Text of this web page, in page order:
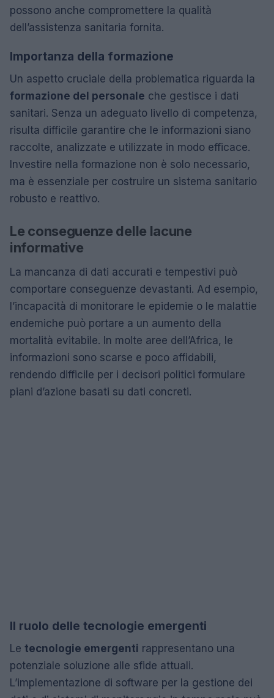
possono anche compromettere la qualità
dell’assistenza sanitaria fornita.
Importanza della formazione
Un aspetto cruciale della problematica riguarda la
formazione del personale che gestisce i dati
sanitari. Senza un adeguato livello di competenza,
risulta difficile garantire che le informazioni siano
raccolte, analizzate e utilizzate in modo efficace.
Investire nella formazione non è solo necessario,
ma è essenziale per costruire un sistema sanitario
robusto e reattivo.
Le conseguenze delle lacune
informative
La mancanza di dati accurati e tempestivi può
comportare conseguenze devastanti. Ad esempio,
l’incapacità di monitorare le epidemie o le malattie
endemiche può portare a un aumento della
mortalità evitabile. In molte aree dell’Africa, le
informazioni sono scarse e poco affidabili,
rendendo difficile per i decisori politici formulare
piani d’azione basati su dati concreti.
Il ruolo delle tecnologie emergenti
Le tecnologie emergenti rappresentano una
potenziale soluzione alle sfide attuali.
L’implementazione di software per la gestione dei